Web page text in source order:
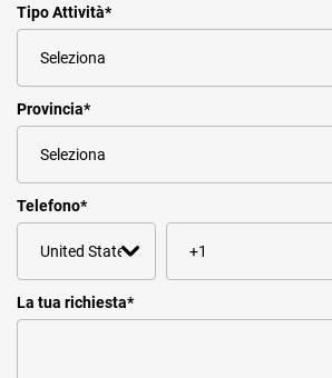
Tipo Attività*
Provincia*
Telefono*
La tua richiesta*